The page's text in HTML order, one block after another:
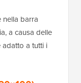
barra
a causa delle
a tutti i